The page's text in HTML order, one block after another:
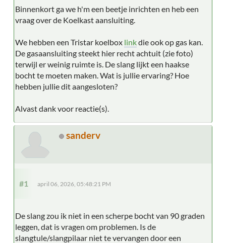
Binnenkort ga we h'm een beetje inrichten en heb een
vraag over de Koelkast aansluiting.
We hebben een Tristar koelbox linkdie ook op gas kan.
De gasaansluiting steekt hier recht achtuit (zie foto)
terwijl er weinig ruimte is. De slang lijkt een haakse
bocht te moeten maken. Wat is jullie ervaring? Hoe
hebben jullie dit aangesloten?
Alvast dank voor reactie(s).
sanderv
#1 april 06, 2026, 05:48:21 PM
De slang zou ik niet in een scherpe bocht van 90 graden
leggen, dat is vragen om problemen. Is de
slangtule/slangpilaar niet te vervangen door een